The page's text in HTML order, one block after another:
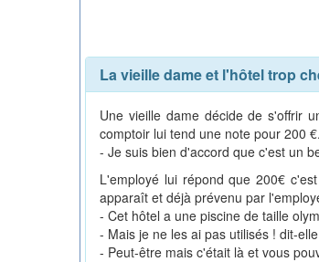
La vieille dame et l'hôtel trop
Une vieille dame décide de s'offrir
comptoir lui tend une note pour 200
- Je suis bien d'accord que c'est un
L'employé lui répond que 200€
apparaît et déjà prévenu par
- Cet hôtel a une piscine de taille
- Mais je ne les ai pas utilisés ! dit-elle
- Peut-être mais c'était là et vous